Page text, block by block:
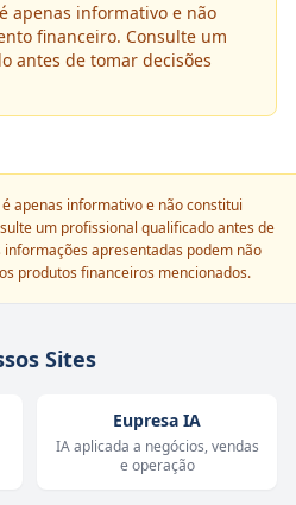
apenas informativo e não
financeiro. Consulte um
antes de tomar decisões
apenas informativo e não constitui
um profissional qualificado antes de
apresentadas podem não
produtos financeiros mencionados.
Sites
Eupresa IA
IA aplicada a negócios, vendas
e operação